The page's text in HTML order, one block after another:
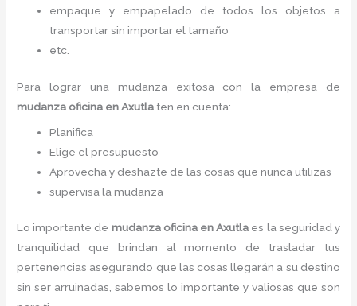
empaque y empapelado de todos los objetos a
transportar sin importar el tamaño
etc.
Para lograr una mudanza exitosa con la empresa de
mudanza oficina en Axutla ten en cuenta:
Planifica
Elige el presupuesto
Aprovecha y deshazte de las cosas que nunca utilizas
supervisa la mudanza
Lo importante de mudanza oficinaen Axutla es la seguridad y
tranquilidad que brindan al momento de trasladar tus
pertenencias asegurando que las cosas llegarán a su destino
sin ser arruinadas, sabemos lo importante y valiosas que son